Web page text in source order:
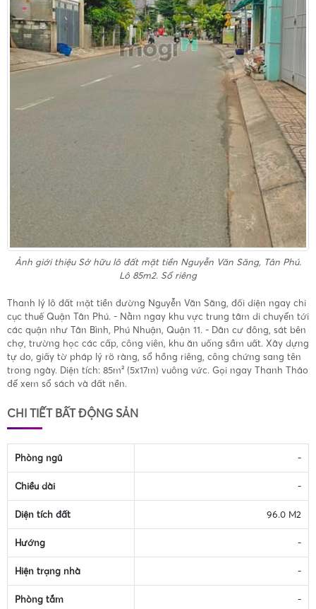
Ảnh giới thiệu Sở hữu lô đất mặt tiền Nguyễn Văn Săng, Tân Phú.
Lô 85m2. Sổ riêng
Thanh lý lô đất mặt tiền đường Nguyễn Văn Săng, đối diện ngay chi
cục thuế Quận Tân Phú. - Nằm ngay khu vực trung tâm di chuyển tới
các quận như Tân Bình, Phú Nhuận, Quận 11. - Dân cư đông, sát bên
chợ, trường học các cấp, công viên, khu ăn uống sầm uất. Xây dựng
tự do, giấy tờ pháp lý rõ ràng, sổ hồng riêng, công chứng sang tên
trong ngày. Diện tích: 85m² (5x17m) vuông vức. Gọi ngay Thanh Thảo
để xem sổ sách và đất nền.
CHI TIẾT BẤT ĐỘNG SẢN
Phòng ngủ -
Chiều dài -
Diện tích đất 96.0 M2
Hướng -
Hiện trạng nhà -
Phòng tắm -